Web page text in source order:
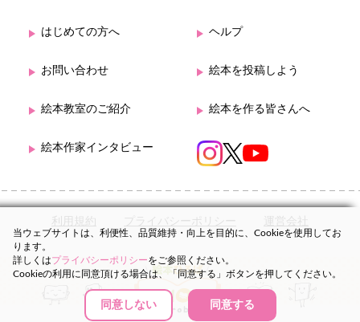
はじめての方へ ヘルプ
お問い合わせ 絵本を投稿しよう
絵本教室のご紹介 絵本を作る皆さんへ
絵本作家インタビュー
利用規約 プライバシーポリシー 運営会社
当ウェブサイトは、利便性、品質維持・向上を目的に、Cookieを使用してお
ります。
詳しくはプライバシーポリシーをご参照ください。
Cookieの利用に同意頂ける場合は、「同意する」ボタンを押してください。
同意しない 同意する